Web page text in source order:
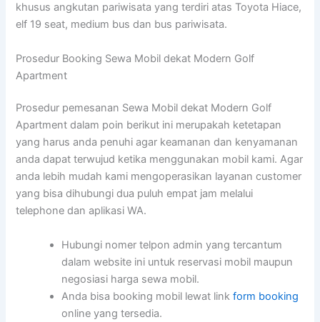
khusus angkutan pariwisata yang terdiri atas Toyota Hiace,
elf 19 seat, medium bus dan bus pariwisata.
Prosedur Booking Sewa Mobil dekat Modern Golf
Apartment
Prosedur pemesanan Sewa Mobil dekat Modern Golf
Apartment dalam poin berikut ini merupakah ketetapan
yang harus anda penuhi agar keamanan dan kenyamanan
anda dapat terwujud ketika menggunakan mobil kami. Agar
anda lebih mudah kami mengoperasikan layanan customer
yang bisa dihubungi dua puluh empat jam melalui
telephone dan aplikasi WA.
Hubungi nomer telpon admin yang tercantum
dalam website ini untuk reservasi mobil maupun
negosiasi harga sewa mobil.
Anda bisa booking mobil lewat linkform booking
online yang tersedia.